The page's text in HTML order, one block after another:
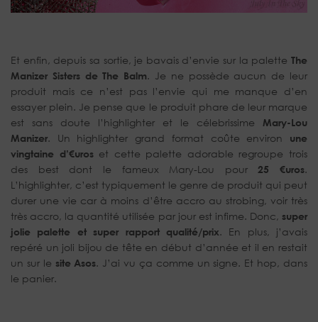
Et enfin, depuis sa sortie, je bavais d’envie sur la palette The
Manizer Sisters de The Balm. Je ne possède aucun de leur
produit mais ce n’est pas l’envie qui me manque d’en
essayer plein. Je pense que le produit phare de leur marque
est sans doute l’highlighter et le célebrissime Mary-Lou
Manizer. Un highlighter grand format coûte environ une
vingtaine d’€uroset cette palette adorable regroupe trois
des best dont le fameux Mary-Lou pour 25 €uros.
L’highlighter, c’est typiquement le genre de produit qui peut
durer une vie car à moins d’être accro au strobing, voir très
très accro, la quantité utilisée par jour est infime. Donc, super
jolie palette et super rapport qualité/prix. En plus, j’avais
repéré un joli bijou de tête en début d’année et il en restait
un sur le site Asos. J’ai vu ça comme un signe. Et hop, dans
le panier.